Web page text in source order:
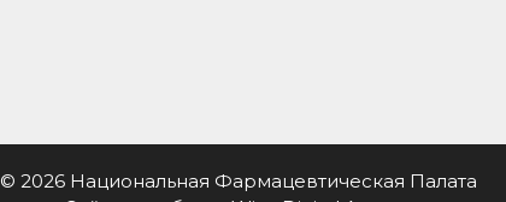
© 2026 Национальная Фармацевтическая Палата